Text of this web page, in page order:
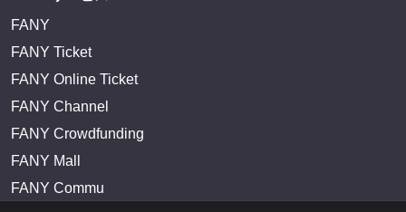
FANY
FANY Ticket
FANY Online Ticket
FANY Channel
FANY Crowdfunding
FANY Mall
FANY Commu